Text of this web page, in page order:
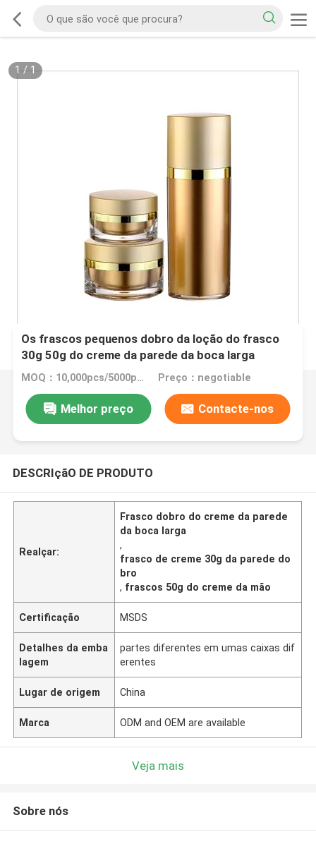
1 / 1
Os frascos pequenos dobro da loção do frasco
30g 50g do creme da parede da boca larga
parafusam o tampão
MOQ：10,000pcs/5000pcs Preço：negotiable
Melhor preço Contacte-nos
DESCRIçãO DE PRODUTO
Realçar:
Frasco dobro do creme da parede
da boca larga
,
frasco de creme 30g da parede do
bro
, frascos 50g do creme da mão
Certificação MSDS
Detalhes da emba
lagem
partes diferentes em umas caixas dif
erentes
Lugar de origem China
Marca ODM and OEM are available
Veja mais
Sobre nós